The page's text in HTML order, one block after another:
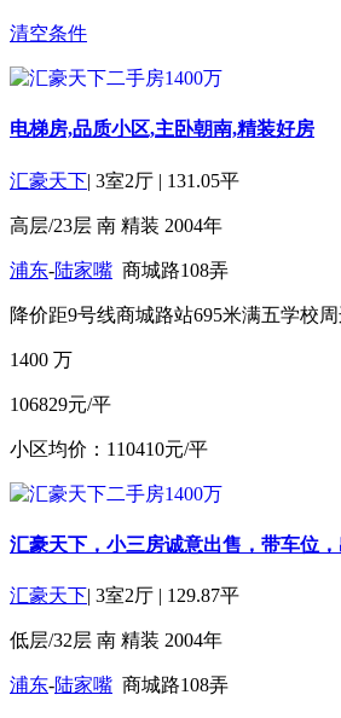
清空条件
电梯房,品质小区,主卧朝南,精装好房
汇豪天下| 3室2厅 | 131.05平
高层/23层 南 精装 2004年
浦东-陆家嘴 商城路108弄
降价距9号线商城路站695米满五学校周
1400 万
106829元/平
小区均价：110410元/平
汇豪天下，小三房诚意出售，带车位
汇豪天下| 3室2厅 | 129.87平
低层/32层 南 精装 2004年
浦东-陆家嘴 商城路108弄